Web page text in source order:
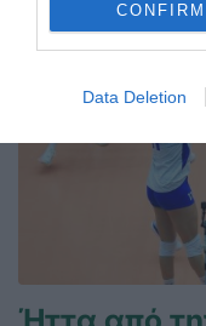
CONFIRM
Data Deletion